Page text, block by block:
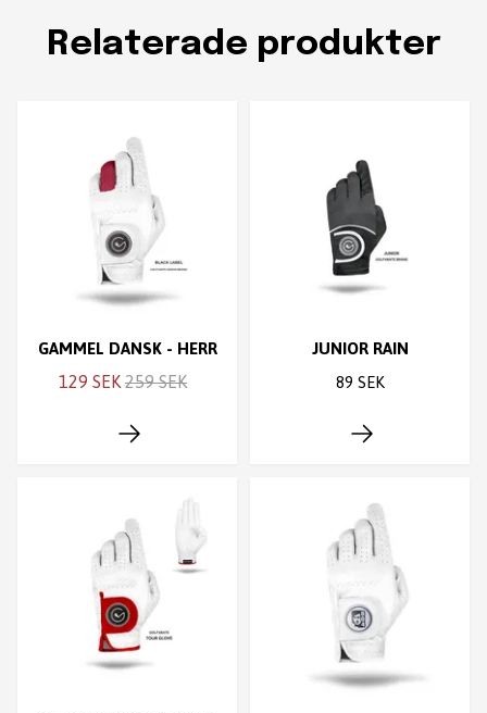
Relaterade produkter
GAMMEL DANSK - HERR
129 SEK 259 SEK
JUNIOR RAIN
89 SEK